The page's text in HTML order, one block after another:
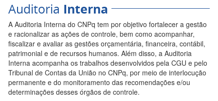
Auditoria Interna
A Auditoria Interna do CNPq tem por objetivo fortalecer a gestão
e racionalizar as ações de controle, bem como acompanhar,
fiscalizar e avaliar as gestões orçamentária, financeira, contábil,
patrimonial e de recursos humanos. Além disso, a Auditoria
Interna acompanha os trabalhos desenvolvidos pela CGU e pelo
Tribunal de Contas da União no CNPq, por meio de interlocução
permanente e do monitoramento das recomendações e/ou
determinações desses órgãos de controle.